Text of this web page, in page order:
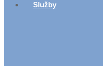
Služby